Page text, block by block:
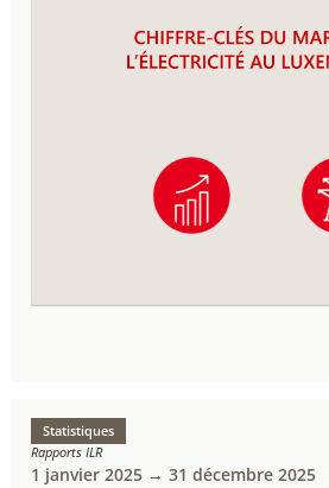
Statistiques
Rapports ILR
1 janvier 2025 → 31 décembre 2025